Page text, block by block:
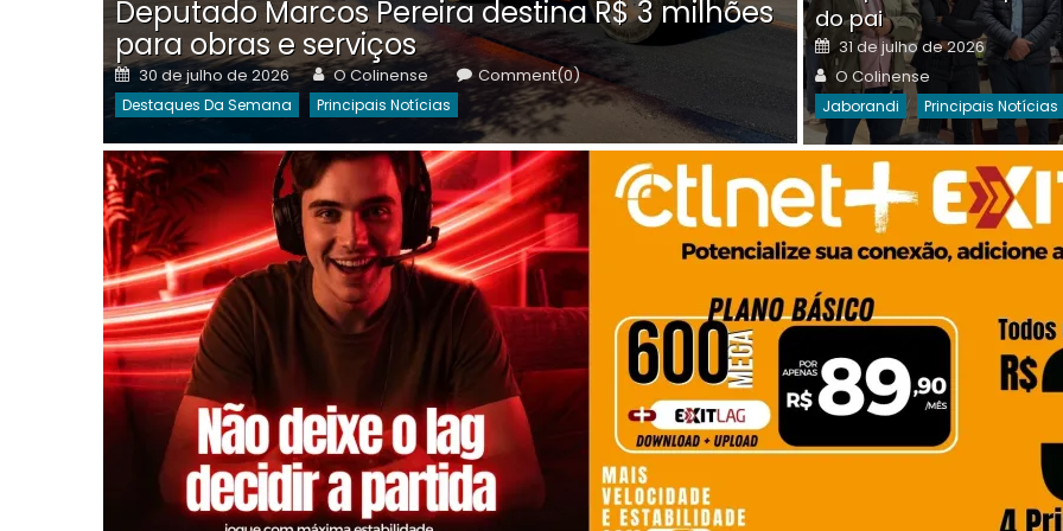
Deputado Marcos Pereira destina R$ 3 milhões
para obras e serviços
Posted
on
30 de julho de 2026 Author
O Colinense Comment(0)
Destaques Da Semana Principais Notícias
on
Destaques Da Semana
do pai
Posted
on
31 de julho de 2026
Author
O Colinense
Jaborandi Principais Notícias